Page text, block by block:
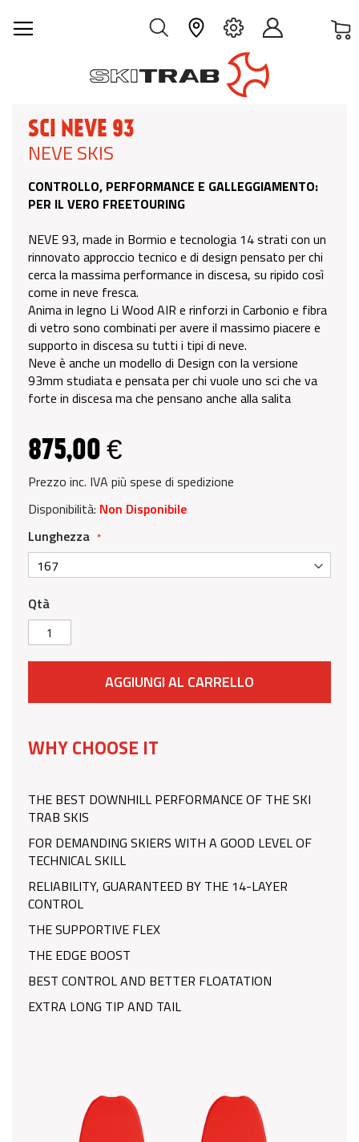
SCI NEVE 93
NEVE SKIS
CONTROLLO, PERFORMANCE E GALLEGGIAMENTO:
PER IL VERO FREETOURING
NEVE 93, made in Bormio e tecnologia 14 strati con un
rinnovato approccio tecnico e di design pensato per chi
cerca la massima performance in discesa, su ripido così
come in neve fresca.
Anima in legno Li Wood AIR e rinforzi in Carbonio e fibra
di vetro sono combinati per avere il massimo piacere e
supporto in discesa su tutti i tipi di neve.
Neve è anche un modello di Design con la versione
93mm studiata e pensata per chi vuole uno sci che va
forte in discesa ma che pensano anche alla salita
875,00 €
Prezzo inc. IVA più spese di spedizione
Disponibilità: Non Disponibile
Lunghezza
Qtà
AGGIUNGI AL CARRELLO
WHY CHOOSE IT
THE BEST DOWNHILL PERFORMANCE OF THE SKI
TRAB SKIS
FOR DEMANDING SKIERS WITH A GOOD LEVEL OF
TECHNICAL SKILL
RELIABILITY, GUARANTEED BY THE 14-LAYER
CONTROL
THE SUPPORTIVE FLEX
THE EDGE BOOST
BEST CONTROL AND BETTER FLOATATION
EXTRA LONG TIP AND TAIL